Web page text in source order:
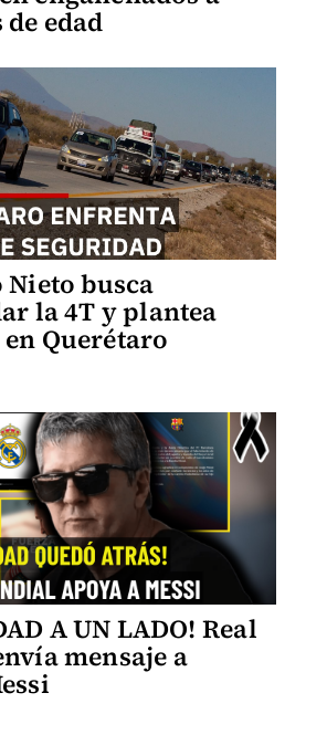
edad
Nieto busca
la 4T y plantea
Querétaro
A UN LADO! Real
mensaje a